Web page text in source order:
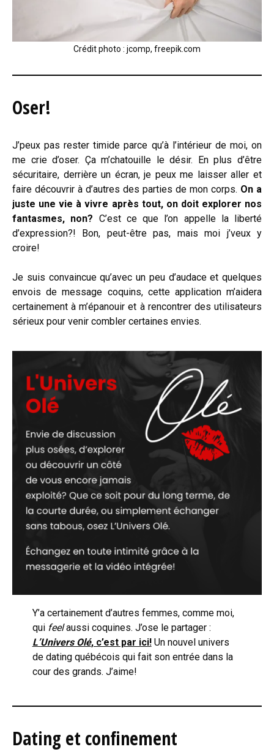
Crédit photo : jcomp, freepik.com
Oser!
J’peux pas rester timide parce qu’à l’intérieur de moi, on
me crie d’oser. Ça m’chatouille le désir. En plus d’être
sécuritaire, derrière un écran, je peux me laisser aller et
faire découvrir à d’autres des parties de mon corps. On a
juste une vie à vivre après tout, on doit explorer nos
fantasmes, non? C’est ce que l’on appelle la liberté
d’expression?! Bon, peut-être pas, mais moi j’veux y
croire!
Je suis convaincue qu’avec un peu d’audace et quelques
envois de message coquins, cette application m’aidera
certainement à m’épanouir et à rencontrer des utilisateurs
sérieux pour venir combler certaines envies.
Y’a certainement d’autres femmes, comme moi,
qui feelaussi coquines. J’ose le partager :
L’Univers Olé, c’est par ici!Un nouvel univers
de dating québécois qui fait son entrée dans la
cour des grands. J’aime!
Dating et confinement